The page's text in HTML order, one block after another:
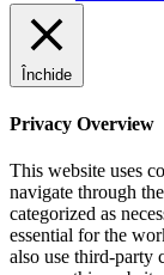
Închide
Privacy Overview
This website uses
navigate through
categorized as
essential for the
also use third-party